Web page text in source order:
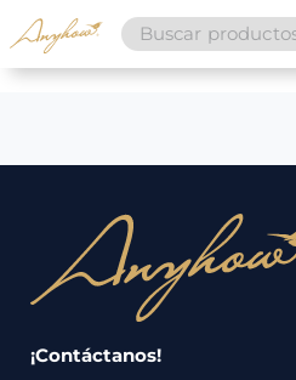
Search
for:
¡Contáctanos!
Nosotros
Servicios
Catálogo
Regalos